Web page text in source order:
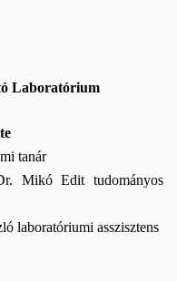
Laboratórium
tanár
Mikó Edit tudományos
laboratóriumi asszisztens